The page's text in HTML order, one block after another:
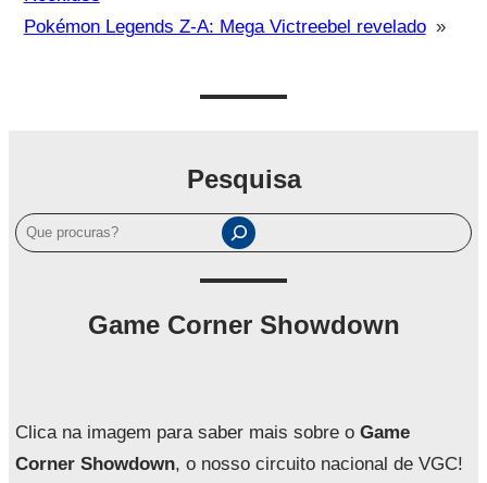
Pokémon Legends Z-A: Mega Victreebel revelado »
Pesquisa
P
e
a
Game Corner Showdown
Clica na imagem para saber mais sobre o Game
Corner Showdown, o nosso circuito nacional de VGC!